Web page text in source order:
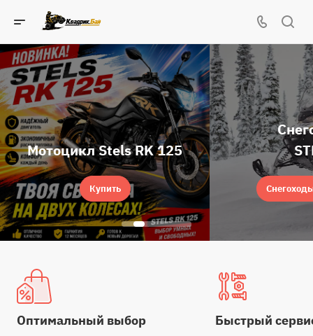
Мотоцикл Stels RK 125
Купить
Оптимальный выбор Быстрый